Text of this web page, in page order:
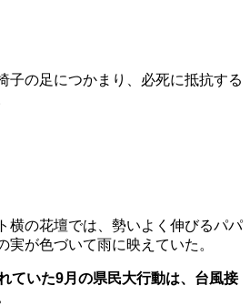
子の足につかまり、必死に抵抗する
の花壇では、勢いよく伸びるパパ
実が色づいて雨に映えていた。
ていた9月の県民大行動は、台風接